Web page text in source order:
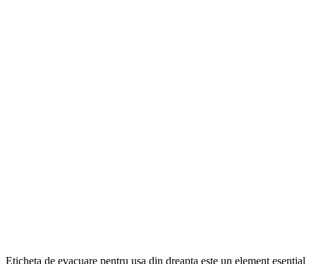
Eticheta de evacuare pentru ușa din dreapta este un element esențial